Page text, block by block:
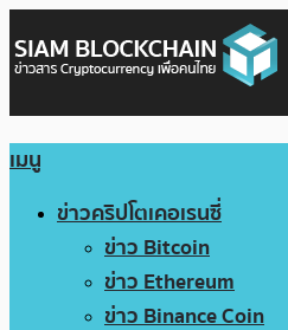
เมนู
ข่าวคริปโตเคอเรนซี่
ข่าว Bitcoin
ข่าว Ethereum
ข่าว Binance Coin